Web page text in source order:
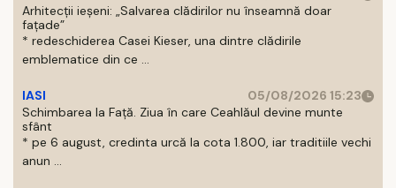
Arhitecții ieșeni: „Salvarea clădirilor nu înseamnă doar
fațade”
* redeschiderea Casei Kieser, una dintre clădirile
emblematice din ce ...
IASI
05/08/2026 15:23
Schimbarea la Față. Ziua în care Ceahlăul devine munte
sfânt
* pe 6 august, credinta urcă la cota 1.800, iar traditiile vechi
anun ...